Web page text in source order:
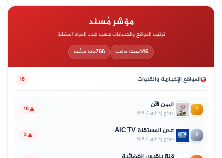
مؤشر مُسند
ترتيب المواقع والحسابات حسب عدد المواد المضللة
146مصدر مراقب 766مادة موثّقة
المواقع الإخبارية والقنوات 16
1 اليمن الآن
موقع إخباري / قناة 10
2 عدن المستقلة AIC TV
موقع إخباري / قناة 3